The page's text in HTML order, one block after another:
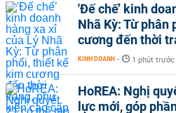
'Đế chế’ kinh
Nhã Kỳ: Từ
cương đến thời
KINH DOANH - 1 phút trước
HoREA: Nghị
lực mới, góp